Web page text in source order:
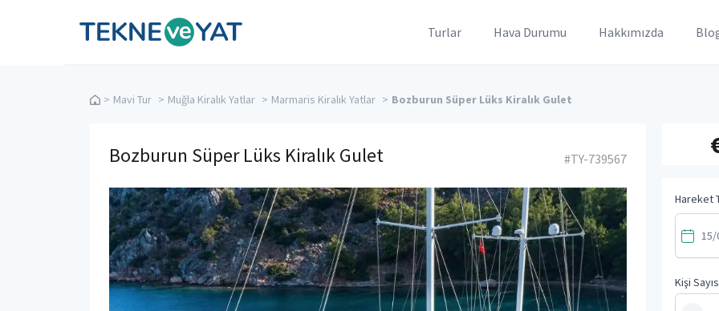
Tekne ve Yat Turlar Hava Durumu Hakkımızda
> Mavi Tur > Muğla Kiralık Yatlar > Marmaris Kiralık Yatlar > Bozburun Süper Lüks Kiralık Gulet
Bozburun Süper Lüks Kiralık Gulet #TY-739567
Hareket
Kişi